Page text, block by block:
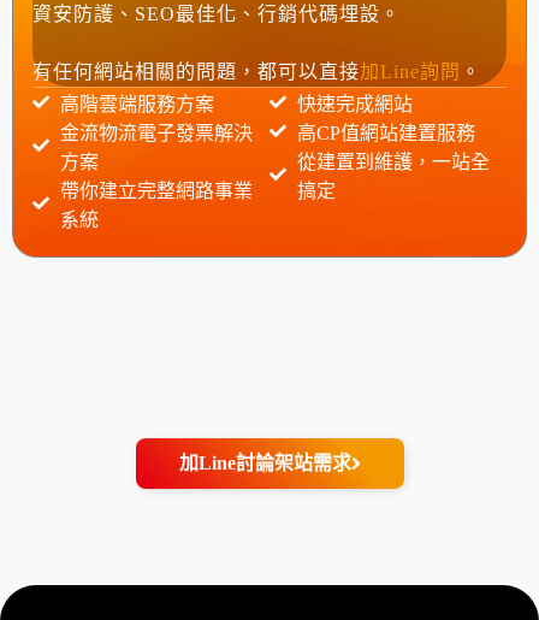
資安防護、SEO最佳化、行銷代碼埋設。
有任何網站相關的問題，都可以直接加Line詢問 。
高階雲端服務方案
金流物流電子發票解決
方案
帶你建立完整網路事業
系統
快速完成網站
高CP值網站建置服務
從建置到維護，一站全
搞定
加Line討論架站需求